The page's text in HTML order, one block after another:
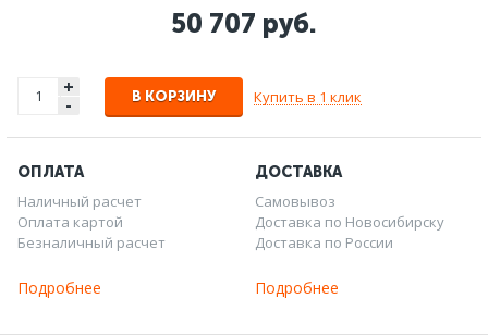
50 707 руб.
+
- В КОРЗИНУ Купить в 1 клик
ОПЛАТА
Наличный расчет
Оплата картой
Безналичный расчет
Подробнее
ДОСТАВКА
Самовывоз
Доставка по Новосибирску
Доставка по России
Подробнее